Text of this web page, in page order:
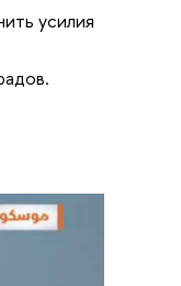
усилия